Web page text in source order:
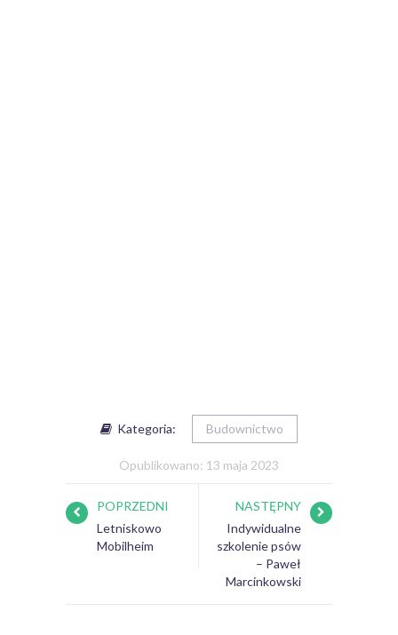
Kategoria: Budownictwo
Opublikowano: 13 maja 2023
POPRZEDNI
Letniskowo
Mobilheim
NASTĘPNY
Indywidualne
szkolenie psów
– Paweł
Marcinkowski